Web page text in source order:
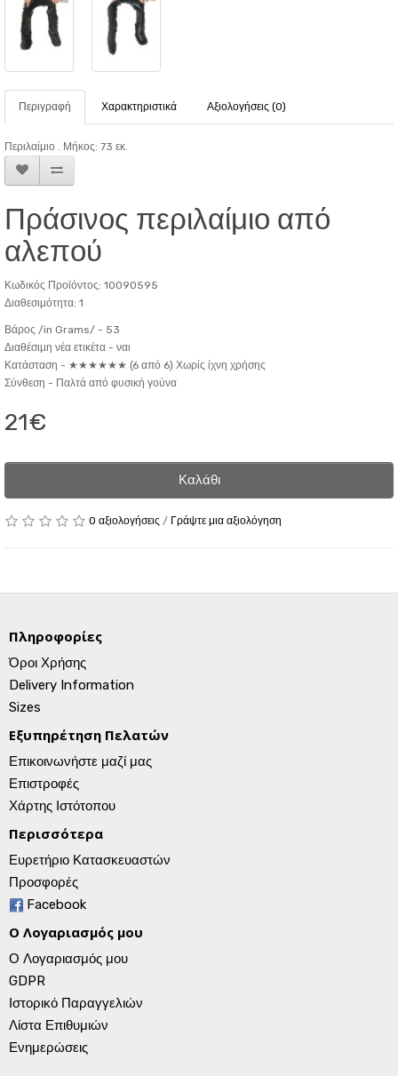
Περιγραφή Χαρακτηριστικά Αξιολογήσεις (0)
Περιλαίμιο . Μήκος: 73 εκ.
Πράσινος περιλαίμιο από
αλεπού
Κωδικός Προϊόντος: 10090595
Διαθεσιμότητα: 1
Βάρος /in Grams/ - 53
Διαθέσιμη νέα ετικέτα - ναι
Κατάσταση - ★★★★★★ (6 από 6) Χωρίς ίχνη χρήσης
Σύνθεση - Παλτά από φυσική γούνα
21€
Καλάθι
0 αξιολογήσεις / Γράψτε μια αξιολόγηση
Πληροφορίες
Όροι Χρήσης
Delivery Information
Sizes
Εξυπηρέτηση Πελατών
Επικοινωνήστε μαζί μας
Επιστροφές
Χάρτης Ιστότοπου
Περισσότερα
Ευρετήριο Κατασκευαστών
Προσφορές
Facebook
Ο Λογαριασμός μου
Ο Λογαριασμός μου
GDPR
Ιστορικό Παραγγελιών
Λίστα Επιθυμιών
Ενημερώσεις